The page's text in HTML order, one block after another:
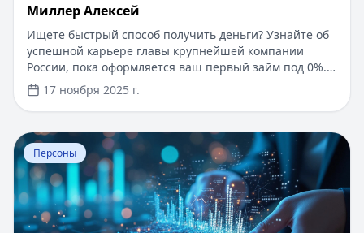
Миллер Алексей
Ищете быстрый способ получить деньги? Узнайте об
успешной карьере главы крупнейшей компании
России, пока оформляется ваш первый займ под 0%.
Получите до 30 000 рублей всего за 15 минут без
справок и поручителей. Нужен только паспорт!
Моментальное одобрение и зачисление денег на
карту. Оформите заявку прямо сейчас и станьте на
шаг ближе к своим целям. Читайте о пути Алексея
Миллера к успеху, пока мы обрабатываем вашу
заявку.
17 ноября 2025 г.
Перейти к статье:Мазараки Лев Борисович
Персоны